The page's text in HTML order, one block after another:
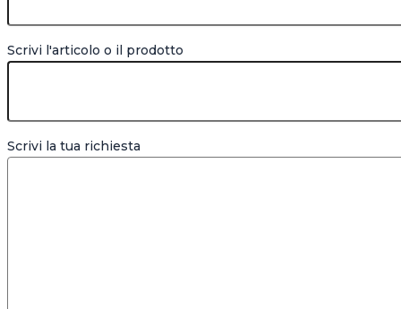
Scrivi l'articolo o il prodotto
Scrivi la tua richiesta